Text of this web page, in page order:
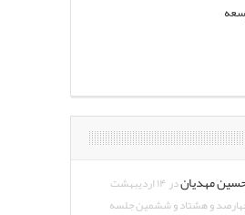
مهدیاندر ۱۴ اردیبهشت
و هشتاد و ششمین جلسه